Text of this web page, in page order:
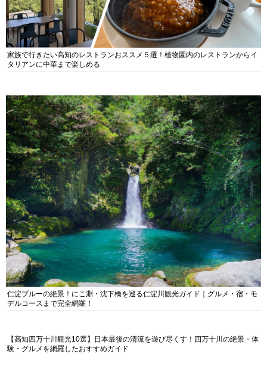
家族で行きたい高知のレストランおススメ５選！植物園内のレストランからイ
タリアンに中華まで楽しめる
仁淀ブルーの絶景！にこ淵・沈下橋を巡る仁淀川観光ガイド｜グルメ・宿・モ
デルコースまで完全網羅！
【高知四万十川観光10選】日本最後の清流を遊び尽くす！四万十川の絶景・体
験・グルメを網羅したおすすめガイド